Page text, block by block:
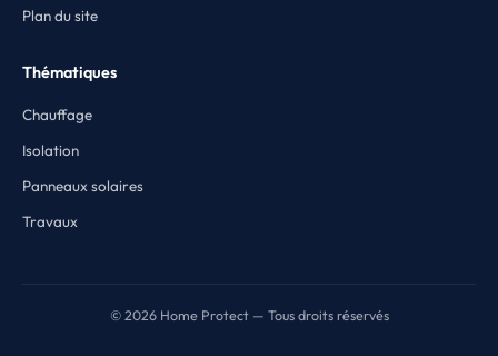
Plan du site
Thématiques
Chauffage
Isolation
Panneaux solaires
Travaux
© 2026 Home Protect — Tous droits réservés